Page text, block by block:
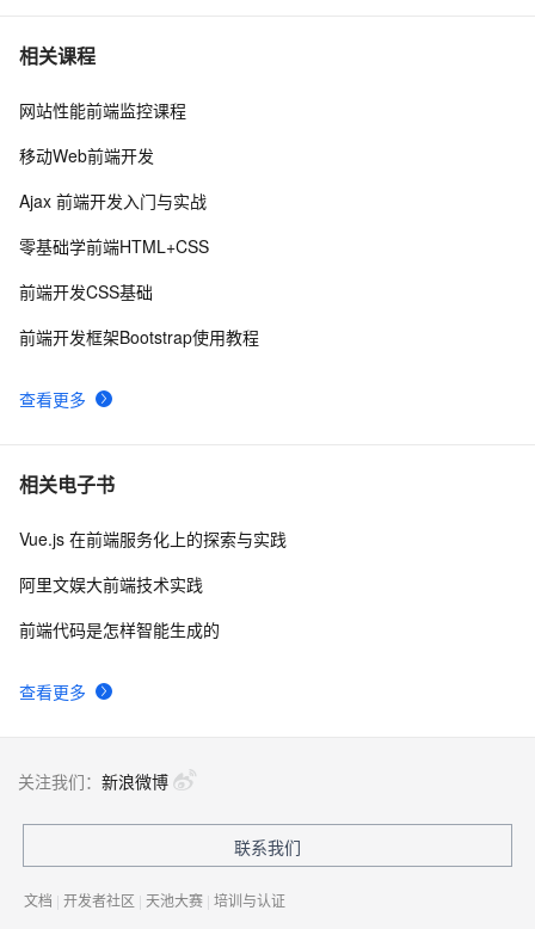
7 《智能前端技术与实践》——第 2 章 前端开发基础 ——
8 前端常见的HTTP状态码
10前后端分离，如何在前端项目中动态插入后端API基地
相关课程
查看更多
网站性能前端监控课程
移动Web前端开发
Ajax 前端开发入门与实战
零基础学前端HTML+CSS
前端开发CSS基础
前端开发框架Bootstrap使用教程
相关电子书
查看更多
Vue.js 在前端服务化上的探索与实践
阿里文娱大前端技术实践
前端代码是怎样智能生成的
关注我们： 新浪微博
联系我们
文档 | 开发者社区 | 天池大赛 | 培训与认证